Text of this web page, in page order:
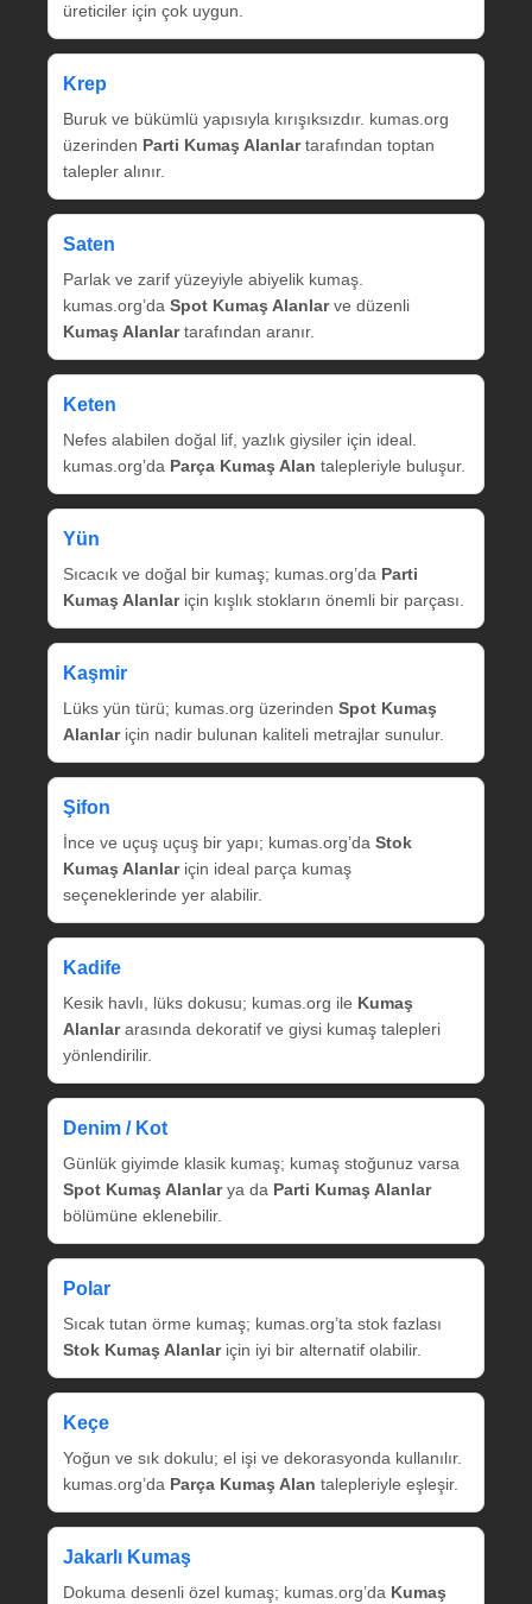
üreticiler için çok uygun.
Krep
Buruk ve bükümlü yapısıyla kırışıksızdır. kumas.org
üzerinden Parti Kumaş Alanlartarafından toptan
talepler alınır.
Saten
Parlak ve zarif yüzeyiyle abiyelik kumaş.
kumas.org’da Spot Kumaş Alanlarve düzenli
Kumaş Alanlartarafından aranır.
Keten
Nefes alabilen doğal lif, yazlık giysiler için ideal.
kumas.org’da Parça Kumaş Alan talepleriyle buluşur.
Yün
Sıcacık ve doğal bir kumaş; kumas.org’da Parti
Kumaş Alanlariçin kışlık stokların önemli bir parçası.
Kaşmir
Lüks yün türü; kumas.org üzerinden Spot Kumaş
Alanlariçin nadir bulunan kaliteli metrajlar sunulur.
Şifon
İnce ve uçuş uçuş bir yapı; kumas.org’da Stok
Kumaş Alanlariçin ideal parça kumaş
seçeneklerinde yer alabilir.
Kadife
Kesik havlı, lüks dokusu; kumas.org ile Kumaş
Alanlararasında dekoratif ve giysi kumaş talepleri
yönlendirilir.
Denim / Kot
Günlük giyimde klasik kumaş; kumaş stoğunuz varsa
Spot Kumaş Alanlarya da Parti Kumaş Alanlar
bölümüne eklenebilir.
Polar
Sıcak tutan örme kumaş; kumas.org’ta stok fazlası
Stok Kumaş Alanlariçin iyi bir alternatif olabilir.
Keçe
Yoğun ve sık dokulu; el işi ve dekorasyonda kullanılır.
kumas.org’da Parça Kumaş Alan talepleriyle eşleşir.
Jakarlı Kumaş
Dokuma desenli özel kumaş; kumas.org’da Kumaş